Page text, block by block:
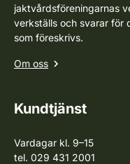
jaktvårdsföreningarnas
verkställs och svarar för
som föreskrivs.
Om oss
Kundtjänst
Vardagar kl. 9–15
tel. 029 431 2001